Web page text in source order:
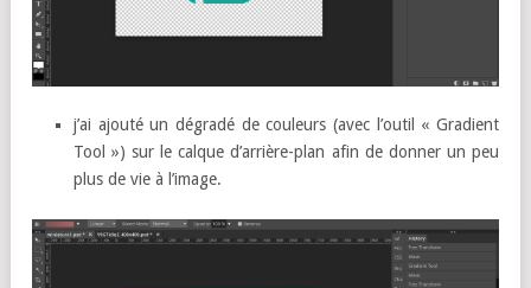
j’ai ajouté un dégradé de couleurs (avec l’outil « Gradient
Tool ») sur le calque d’arrière-plan afin de donner un peu
plus de vie à l’image.